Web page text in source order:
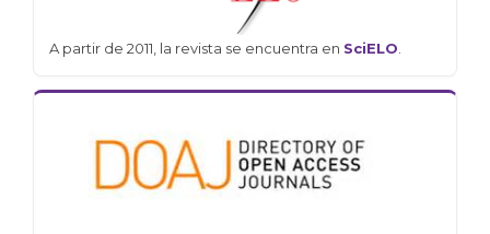
A partir de 2011, la revista se encuentra en SciELO